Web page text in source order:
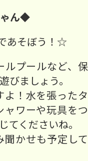
ん◆
そぼう！☆
ルプールなど、保
びましょう。
！水を張ったタ
ャワーや玩具をつ
てくださいね。
かせも予定して